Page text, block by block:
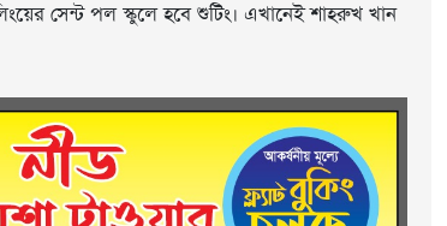
সেন্ট পল স্কুলে হবে শুটিং। এখানেই শাহরুখ খান